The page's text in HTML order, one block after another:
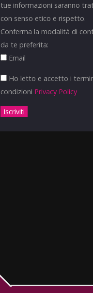
tue informazioni saranno
con senso etico e rispetto.
Conferma la modalità di
da te preferita:
Email
Ho letto e accetto i
condizioni Privacy Policy